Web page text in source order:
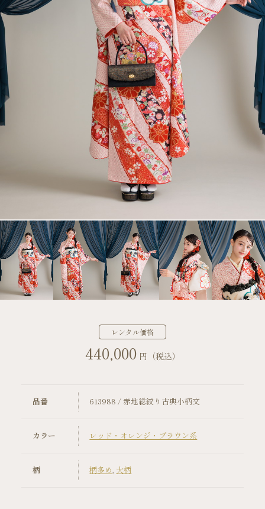
衣裳カタログ
高校3年生の方へ
大学1年生の方へ
大学2年生の方へ
ヘアスタイリング特集
アルバム・写真商品
コンセプト
よくあるご質問
店舗案内
振袖レンタルの流れ
写真だけの成人式の流れ
コーディネート小物
成人式当日の過ごし方
成人式中止時の対応
レンタル価格
440,000円（税込）
品番 613988 / 赤地総絞り古典小柄文
カラー レッド・オレンジ・ブラウン系
柄 柄多め 大柄